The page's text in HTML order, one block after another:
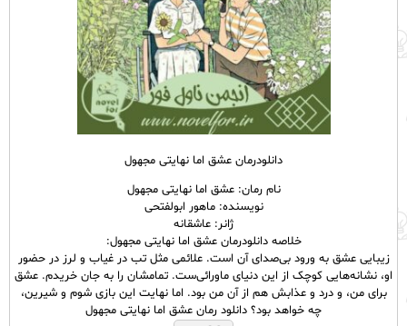
دانلودرمان عشق اما نهایتی مجهول
نام رمان: عشق اما نهایتی مجهول
نویسنده: ماهور ابولفتحی
ژانر: عاشقانه
خلاصه دانلودرمان عشق اما نهایتی مجهول:
زیبایی عشق به ورود بی‌صدای آن است. علائمی مثل تب در غیاب و لرز در حضور
او، نشانه‌هایی کوچک از این دنیای ماورائی‌ست. تمامشان را به جان خریدم. عشق
برای من، و درد و عذابش هم از آن من بود. اما نهایت این بازی شوم و شیرین،
چه خواهد بود؟ دانلود رمان عشق اما نهایتی مجهول